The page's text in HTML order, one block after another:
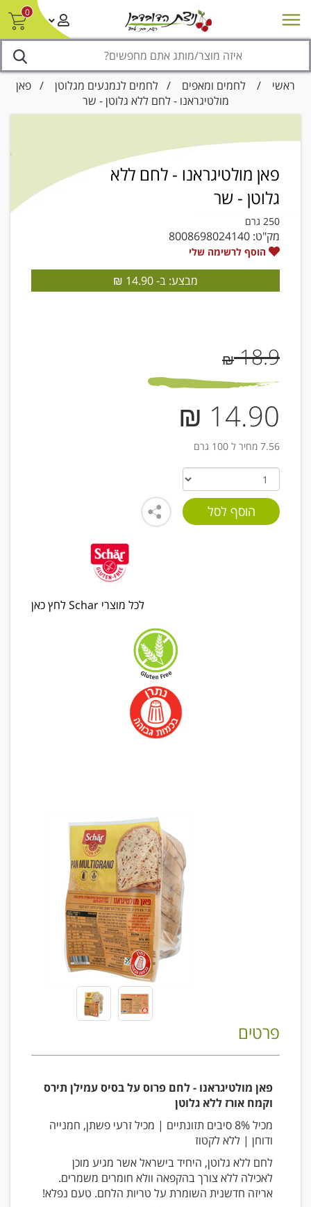
0
מבצעים סניפים צור קשר/ביטול הזמנה
ראשי / לחמים ומאפים / לחמים לנמנעים מגלוטן / פאן
מולטיגראנו - לחם ללא גלוטן - שר
פאן מולטיגראנו - לחם ללא
גלוטן - שר
250 גרם
מק"ט: 8008698024140
הוסף לרשימה שלי
מבצע: ב- 14.90 ₪
18.9
₪
14.90 ₪
7.56 מחיר ל 100 גרם
לכל מוצרי Schar לחץ כאן
פרטים
פאן מולטיגראנו - לחם פרוס על בסיס עמילן תירס
וקמח אורז ללא גלוטן
מכיל 8% סיבים תזונתיים | מכיל זרעי פשתן, חמנייה
ודוחן | ללא לקטוז
לחם ללא גלוטן, היחיד בישראל אשר מגיע מוכן
לאכילה ללא צורך בהקפאה וולא חומרים משמרים.
אריזה חדשנית השומרת על טריות הלחם. טעם נפלא!